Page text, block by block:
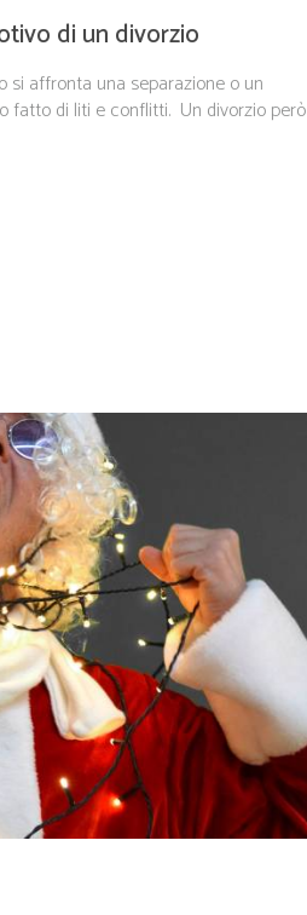
di un divorzio
si affronta una separazione o un
fatto di liti e conflitti. Un divorzio però